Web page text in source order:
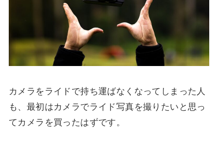
カメラをライドで持ち運ばなくなってしまった人
も、最初はカメラでライド写真を撮りたいと思っ
てカメラを買ったはずです。